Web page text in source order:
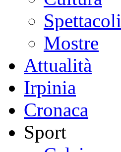
Spettacoli
Mostre
Attualità
Irpinia
Cronaca
Sport